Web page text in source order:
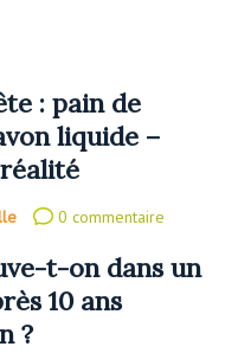
: pain de
liquide –
0 commentaire
t-on dans un
10 ans
?